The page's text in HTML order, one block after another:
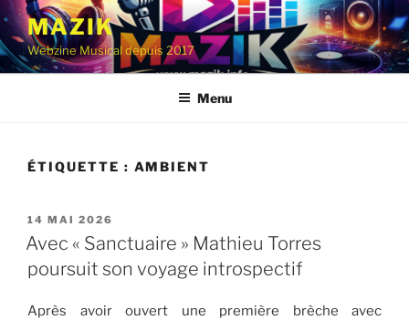
Aller
contenu
principal
MAZIK
Webzine Musical depuis 2017
Menu
ÉTIQUETTE : AMBIENT
PUBLIÉ
LE
14 MAI 2026
Avec « Sanctuaire » Mathieu Torres
poursuit son voyage introspectif
Après avoir ouvert une première brèche avec